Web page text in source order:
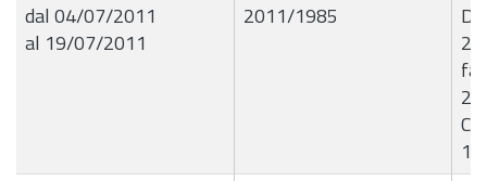
dal 04/07/2011
al 19/07/2011
2011/1985